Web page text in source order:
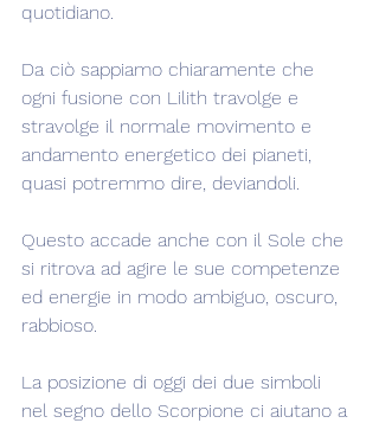
quotidiano.
Da ciò sappiamo chiaramente che
ogni fusione con Lilith travolge e
stravolge il normale movimento e
andamento energetico dei pianeti,
quasi potremmo dire, deviandoli.
Questo accade anche con il Sole che
si ritrova ad agire le sue competenze
ed energie in modo ambiguo, oscuro,
rabbioso.
La posizione di oggi dei due simboli
nel segno dello Scorpione ci aiutano a